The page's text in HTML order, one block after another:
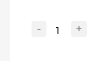
+
-